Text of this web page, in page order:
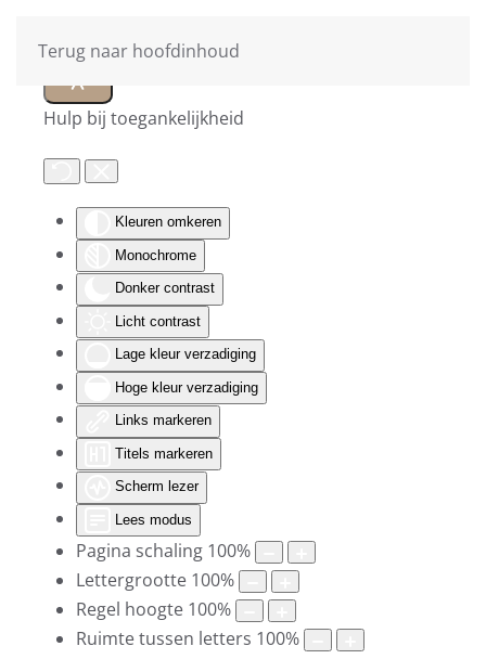
Hulp bij toegankelijkheid
Kleuren omkeren
Monochrome
Donker contrast
Licht contrast
Lage kleur verzadiging
Hoge kleur verzadiging
Links markeren
Titels markeren
Scherm lezer
Lees modus
Pagina schaling 100%
Lettergrootte 100%
Regel hoogte 100%
Ruimte tussen letters 100%
Terug naar hoofdinhoud